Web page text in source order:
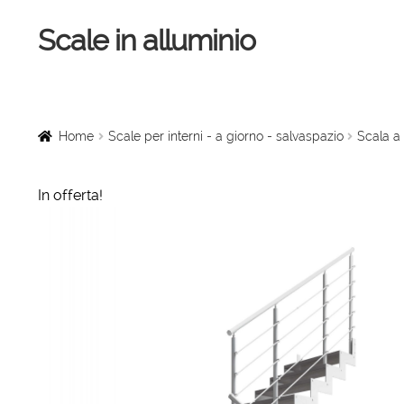
Vai
alla
Vai
al
Scale in alluminio
Scale a chiocciola
Home Scale per interni - a giorno - salvaspazio Scala a
In offerta!